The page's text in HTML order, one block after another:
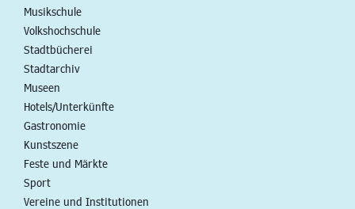
Musikschule
Volkshochschule
Stadtbücherei
Stadtarchiv
Museen
Hotels/Unterkünfte
Gastronomie
Kunstszene
Feste und Märkte
Sport
Vereine und Institutionen